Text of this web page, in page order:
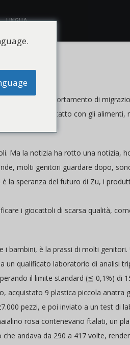
LINGUA
comportamento di
prodotti a contatto con gli alimenti,
Ma la notizia ha rotto una notizia,
molti genitori guardare dopo,
la speranza del futuro di Zu, i
i giocattoli di scarsa qualità,
bambini, è la prassi di molti
un qualificato laboratorio di analisi
il limite standard (≦ 0,1%) di
9 plastica piccola anatra
pezzi, e poi inviato a un test di
rosa contenevano ftalati, un
andava da 290 a 417 volte,